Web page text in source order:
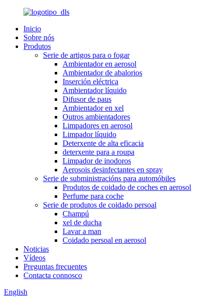
Inicio
Sobre nós
Produtos
Serie de artigos para o fogar
Ambientador en aerosol
Ambientador de abalorios
Inserción eléctrica
Ambientador líquido
Difusor de paus
Ambientador en xel
Outros ambientadores
Limpadores en aerosol
Limpador líquido
Deterxente de alta eficacia
deterxente para a roupa
Limpador de inodoros
Aerosois desinfectantes en spray
Serie de subministracións para automóbiles
Produtos de coidado de coches en aerosol
Perfume para coche
Serie de produtos de coidado persoal
Champú
xel de ducha
Lavar a man
Coidado persoal en aerosol
Noticias
Vídeos
Preguntas frecuentes
Contacta connosco
English